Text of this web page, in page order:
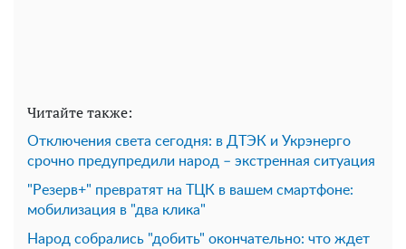
Читайте также:
Отключения света сегодня: в ДТЭК и Укрэнерго
срочно предупредили народ – экстренная ситуация
"Резерв+" превратят на ТЦК в вашем смартфоне:
мобилизация в "два клика"
Народ собрались "добить" окончательно: что ждет